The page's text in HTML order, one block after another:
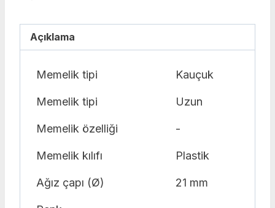
Açıklama
Memelik tipi Kauçuk
Memelik tipi Uzun
Memelik özelliği -
Memelik kılıfı Plastik
Ağız çapı (Ø) 21 mm